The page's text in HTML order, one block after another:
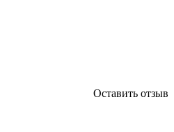
Оставить отзыв